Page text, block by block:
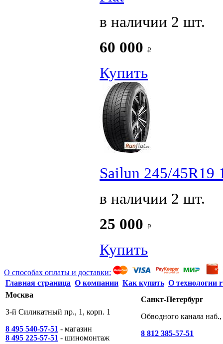
в наличии 2 шт.
60 000
Купить
Sailun 245/45R19
в наличии 2 шт.
25 000
Купить
О способах оплаты и доставки:
Главная страница О компании Как купить О технологии
Москва
3-й Силикатный пр., 1, корп. 1
8 495 540-57-51 - магазин
8 495 225-57-51 - шиномонтаж
Санкт-Петербург
Обводного канала
8 812 385-57-51